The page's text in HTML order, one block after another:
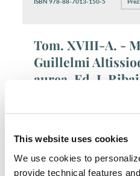
This website uses cookies
We use cookies to
provide technical features
Tom. XVIII-A. -
Guillelmi
aurea. Ed. J.
Data di pubblicazione:1986